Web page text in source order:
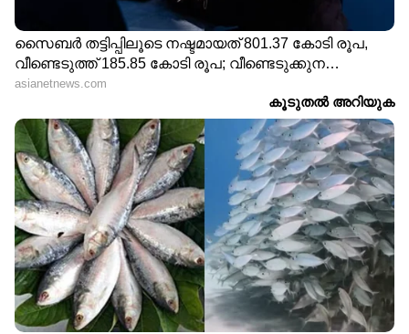
ഗൗതം കൃഷ്ണനായി തെരച്ചിൽ;
നാവികസേനയുടെ ഐഎൻഎസ്
കൽപ്പേനി നീണ്ടകരയിൽ | Kollam |
Indian Navy